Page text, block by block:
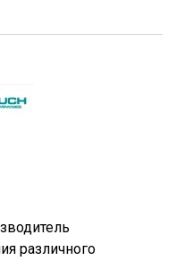
различного